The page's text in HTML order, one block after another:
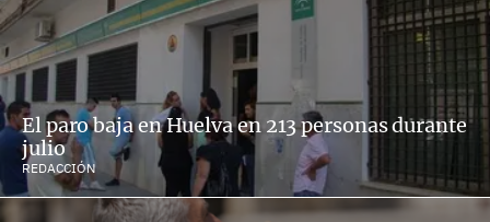
El paro baja en Huelva en 213 personas durante
julio
REDACCIÓN